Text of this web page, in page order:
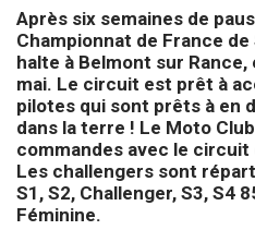
Après six semaines de
Championnat de France
halte à Belmont sur
mai. Le circuit est prêt à
pilotes qui sont prêts à en
dans la terre ! Le Moto
commandes avec le circuit
Les challengers sont
S1, S2, Challenger, S3, S4
Féminine.